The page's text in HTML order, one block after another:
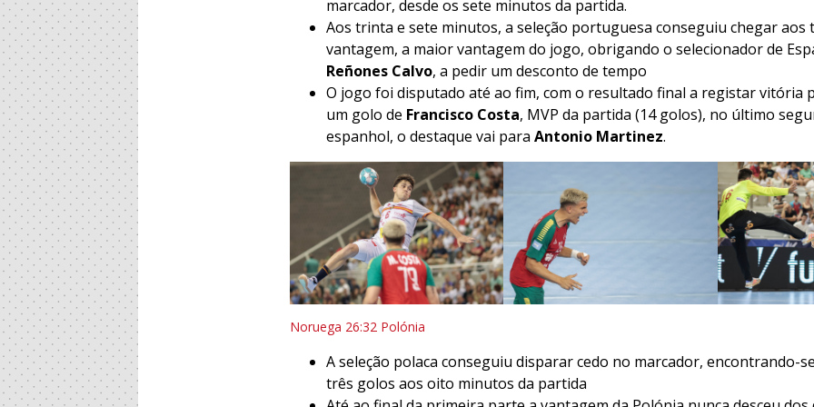
marcador, desde os sete minutos da partida.
Aos trinta e sete minutos, a seleção portuguesa conseguiu chegar aos
vantagem, a maior vantagem do jogo, obrigando o selecionador de
Reñones Calvo, a pedir um desconto de tempo
O jogo foi disputado até ao fim, com o resultado final a registar vitória
um golo de Francisco Costa, MVP da partida (14 golos), no último
espanhol, o destaque vai paraAntonio Martinez.
Noruega 26:32 Polónia
A seleção polaca conseguiu disparar cedo no marcador, encontrando-
três golos aos oito minutos da partida